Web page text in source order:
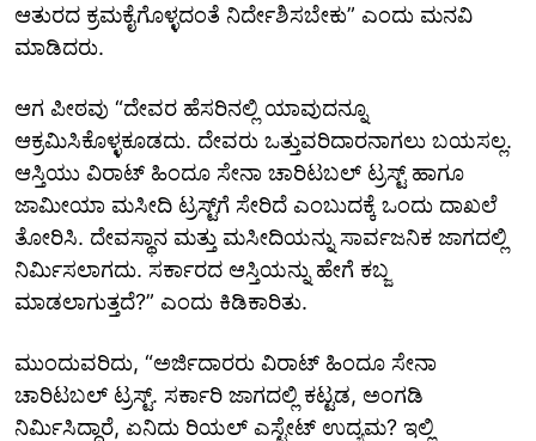
ಆತುರದ ಕ್ರಮಕೈಗೊಳ್ಳದಂತೆ ನಿರ್ದೇಶಿಸಬೇಕು” ಎಂದು ಮನವಿ
ಮಾಡಿದರು.
ಆಗ ಪೀಠವು “ದೇವರ ಹೆಸರಿನಲ್ಲಿ ಯಾವುದನ್ನೂ
ಆಕ್ರಮಿಸಿಕೊಳ್ಳಕೂಡದು. ದೇವರು ಒತ್ತುವರಿದಾರನಾಗಲು ಬಯಸಲ್ಲ.
ಆಸ್ತಿಯು ವಿರಾಟ್ ಹಿಂದೂ ಸೇನಾ ಚಾರಿಟಬಲ್ ಟ್ರಸ್ಟ್ ಹಾಗೂ
ಜಾಮೀಯಾ ಮಸೀದಿ ಟ್ರಸ್ಟ್‌ಗೆ ಸೇರಿದೆ ಎಂಬುದಕ್ಕೆ ಒಂದು ದಾಖಲೆ
ತೋರಿಸಿ. ದೇವಸ್ಥಾನ ಮತ್ತು ಮಸೀದಿಯನ್ನು ಸಾರ್ವಜನಿಕ ಜಾಗದಲ್ಲಿ
ನಿರ್ಮಿಸಲಾಗದು. ಸರ್ಕಾರದ ಆಸ್ತಿಯನ್ನು ಹೇಗೆ ಕಬ್ಜ
ಮಾಡಲಾಗುತ್ತದೆ?” ಎಂದು ಕಿಡಿಕಾರಿತು.
ಮುಂದುವರಿದು, “ಅರ್ಜಿದಾರರು ವಿರಾಟ್ ಹಿಂದೂ ಸೇನಾ
ಚಾರಿಟಬಲ್ ಟ್ರಸ್ಟ್.‌ ಸರ್ಕಾರಿ ಜಾಗದಲ್ಲಿ ಕಟ್ಟಡ, ಅಂಗಡಿ
ನಿರ್ಮಿಸಿದ್ದಾರೆ, ಏನಿದು ರಿಯಲ್‌ ಎಸ್ಟೇಟ್‌ ಉದ್ಯಮ? ಇಲ್ಲಿ